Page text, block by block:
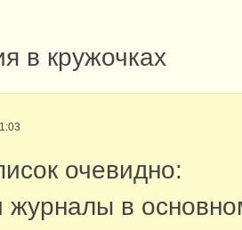
в кружочках
очевидно:
журналы в